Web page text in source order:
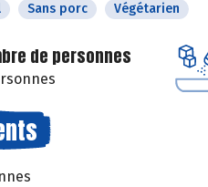
Sans porc Végétarien
de personnes